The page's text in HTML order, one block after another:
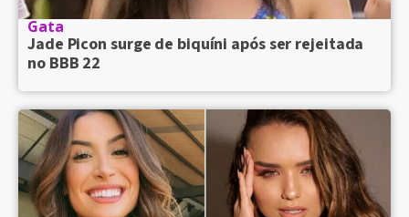
Gata
Jade Picon surge de biquíni após ser rejeitada
no BBB 22